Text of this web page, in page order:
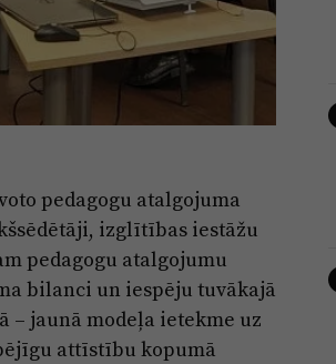
pedagogu atalgojuma
izglītības iestāžu
pedagogu atalgojumu
bilanci un iespēju tuvākajā
– jaunā modeļa ietekme uz
attīstību kopumā